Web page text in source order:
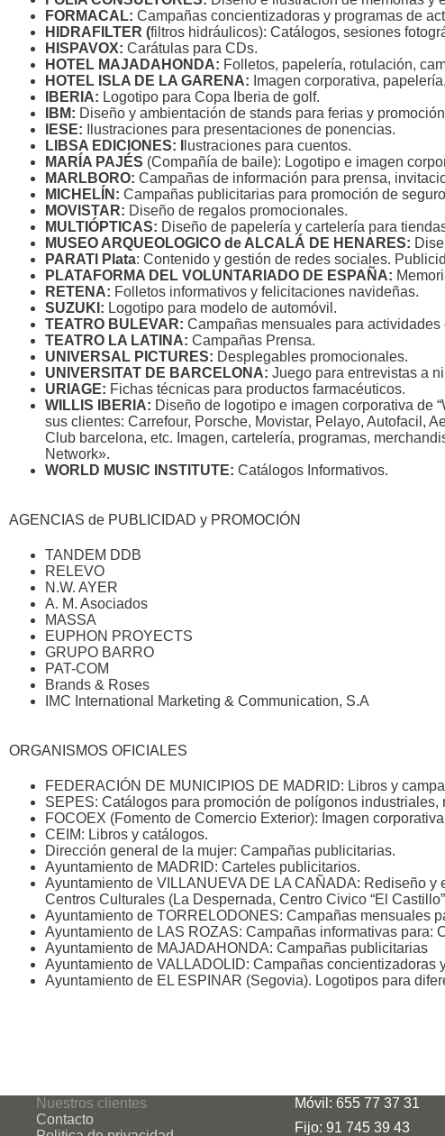
FORMACAL: Campañas concientizadoras y programas de
HIDRAFILTER (filtros hidráulicos): Catálogos, sesiones
HISPAVOX: Carátulas para CDs.
HOTEL MAJADAHONDA: Folletos, papelería, rotulación,
HOTEL ISLA DE LA GARENA: Imagen corporativa,
IBERIA: Logotipo para Copa Iberia de golf.
IBM: Diseño y ambientación de stands para ferias y
IESE:
Ilustraciones para presentaciones de ponencias.
LIBSA EDICIONES: I
lustraciones para cuentos.
MARÍA PAJÉS (Compañía de baile): Logotipo e imagen
MARLBORO: Campañas de información para prensa,
MICHELÍN: Campañas publicitarias para promoción de
MOVISTAR: Diseño de regalos promocionales.
MULTIÓPTICAS: Diseño de papelería y cartelería para
MUSEO ARQUEOLOGICO de ALCALÁ DE HENARES:
PARATI Plata: Contenido y gestión de redes sociales.
PLATAFORMA DEL VOLUNTARIADO DE ESPAÑA:
RETENA: Folletos informativos y felicitaciones navideñas.
SUZUKI: Logotipo para modelo de automóvil.
TEATRO BULEVAR: Campañas mensuales para actividades
TEATRO LA LATINA: Campañas Prensa.
UNIVERSAL PICTURES: Desplegables promocionales.
UNIVERSITAT DE BARCELONA: Juego para entrevistas a
URIAGE: Fichas técnicas para productos farmacéuticos.
WILLIS IBERIA: Diseño de logotipo e imagen corporativa de
sus clientes: Carrefour, Porsche, Movistar, Pelayo, Autofacil,
Club barcelona, etc. Imagen, cartelería, programas,
Network».
WORLD MUSIC INSTITUTE: Catálogos Informativos.
AGENCIAS de PUBLICIDAD y PROMOCIÓN
TANDEM DDB
RELEVO
N.W. AYER
A. M. Asociados
MASSA
EUPHON PROYECTS
GRUPO BARRO
PAT-COM
Brands & Roses
IMC International Marketing & Communication, S.A
ORGANISMOS OFICIALES
FEDERACIÓN DE MUNICIPIOS DE MADRID: Libros y
SEPES: Catálogos para promoción de polígonos industriales,
FOCOEX (Fomento de Comercio Exterior): Imagen
CEIM: Libros y catálogos.
Dirección general de la mujer: Campañas publicitarias.
Ayuntamiento de MADRID: Carteles publicitarios.
Ayuntamiento de VILLANUEVA DE LA CAÑADA: Rediseño
Centros Culturales (La Despernada, Centro Civico “El
Ayuntamiento de TORRELODONES: Campañas mensuales
Ayuntamiento de LAS ROZAS: Campañas informativas para:
Ayuntamiento de MAJADAHONDA: Campañas publicitarias
Ayuntamiento de VALLADOLID: Campañas concientizadoras
Ayuntamiento de EL ESPINAR (Segovia). Logotipos para
Nuestros clientes
Contacto
Móvil: 655 77 37 31
Fijo: 91 745 39 43